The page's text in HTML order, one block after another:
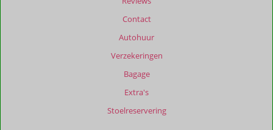
Contact
Autohuur
Verzekeringen
Bagage
Extra's
Stoelreservering